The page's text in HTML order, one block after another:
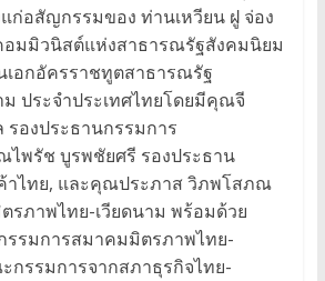
ก่อสัญกรรมของ ท่านเหวียน ฝู จ่อง
อมมิวนิสต์แห่งสาธารณรัฐสังคมนิยม
เอกอัครราชทูตสาธารณรัฐ
ประจำประเทศไทยโดยมีคุณจี
องประธานกรรมการ
ไพรัช บูรพชัยศรี รองประธาน
าไทย, และคุณประภาส วิภพโสภณ
รภาพไทย-เวียดนาม พร้อมด้วย
รรมการสมาคมมิตรภาพไทย-
กรรมการจากสภาธุรกิจไทย-